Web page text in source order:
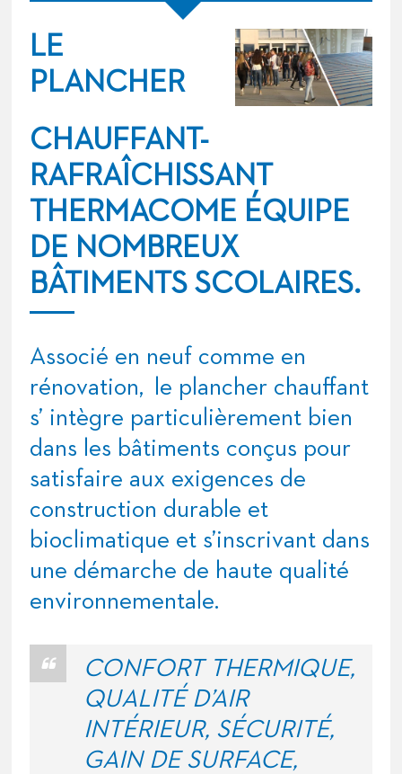
LE
PLANCHER
CHAUFFANT-
RAFRAÎCHISSANT
THERMACOME ÉQUIPE
DE NOMBREUX
BÂTIMENTS SCOLAIRES.
Associé en neuf comme en
rénovation, le plancher chauffant
s’ intègre particulièrement bien
dans les bâtiments conçus pour
satisfaire aux exigences de
construction durable et
bioclimatique et s’inscrivant dans
une démarche de haute qualité
environnementale.
CONFORT THERMIQUE,
QUALITÉ D’AIR
INTÉRIEUR, SÉCURITÉ,
GAIN DE SURFACE,